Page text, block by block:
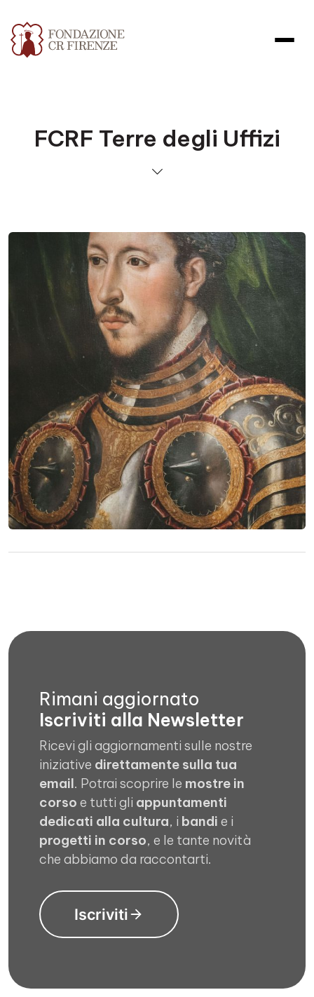
FCRF Terre degli Uffizi
Rimani aggiornato
Iscriviti alla Newsletter
Ricevi gli aggiornamenti sulle nostre
iniziative direttamente sulla tua
email. Potrai scoprire le mostre in
corso e tutti gli appuntamenti
dedicati alla cultura, i bandi e i
progetti in corso, e le tante novità
che abbiamo da raccontarti.
Iscriviti